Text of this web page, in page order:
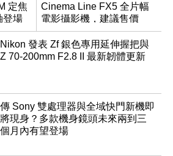
定焦
登場
Cinema Line FX5 全片幅
電影攝影機，建議售價
NT$144,980
Nikon 發表 Zf 銀色專用延伸握把與
Z 70-200mm F2.8 II 最新韌體更新
傳 Sony 雙處理器與全域快門新機即
將現身？多款機身鏡頭未來兩到三
個月內有望登場